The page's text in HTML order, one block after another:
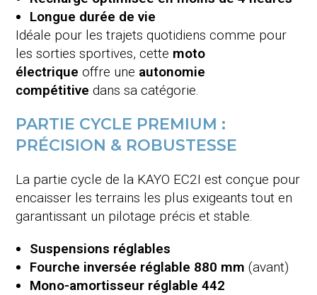
Longue durée de vie
Idéale pour les trajets quotidiens comme pour
les sorties sportives, cette moto
électrique offre une autonomie
compétitive dans sa catégorie.
PARTIE CYCLE PREMIUM :
PRÉCISION & ROBUSTESSE
La partie cycle de la KAYO EC2I est conçue pour
encaisser les terrains les plus exigeants tout en
garantissant un pilotage précis et stable.
Suspensions réglables
Fourche inversée réglable 880 mm (avant)
Mono-amortisseur réglable 442